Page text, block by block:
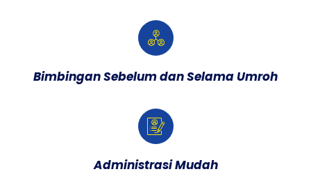
Bimbingan Sebelum dan Selama Umroh
Administrasi Mudah